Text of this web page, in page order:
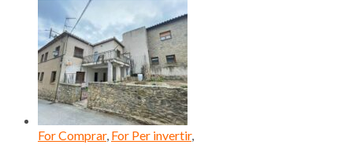
For Comprar, For Per invertir,